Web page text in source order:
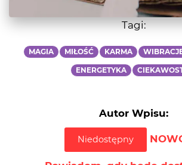
Tagi:
MAGIA MIŁOŚĆ KARMA
ENERGETYKA
Autor Wpisu:
Niedostępny